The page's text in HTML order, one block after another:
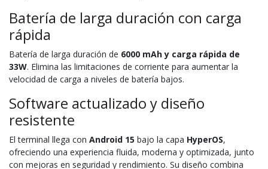
Batería de larga duración con carga
rápida
Batería de larga duración de 6000 mAh y carga rápida de
33W. Elimina las limitaciones de corriente para aumentar la
velocidad de carga a niveles de batería bajos.
Software actualizado y diseño
resistente
El terminal llega con Android 15 bajo la capa HyperOS,
ofreciendo una experiencia fluida, moderna y optimizada, junto
con mejoras en seguridad y rendimiento. Su diseño combina